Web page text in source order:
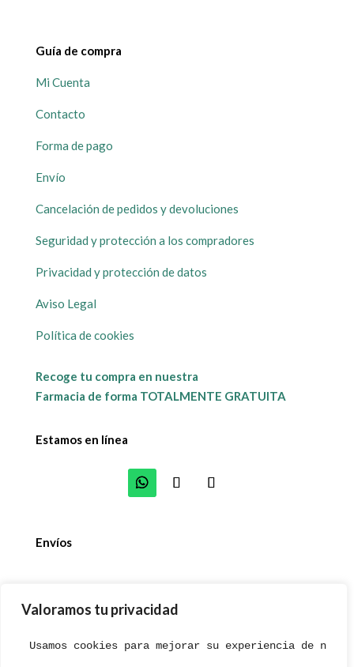
Valoramos tu privacidad
Usamos cookies para mejorar su experiencia de
Guía de compra
Mi Cuenta
Contacto
Forma de pago
Envío
Cancelación de pedidos y devoluciones
Seguridad y protección a los compradores
Privacidad y protección de datos
Aviso Legal
Política de cookies
Recoge tu compra en nuestra
Farmacia de forma TOTALMENTE GRATUITA
Estamos en línea
Envíos
© 2023. Farmacia Antonio Massoni. Diseñado con 💚